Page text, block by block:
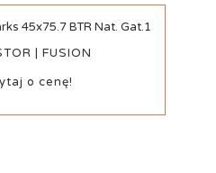
45x75.7 BTR Nat. Gat.1
| FUSION
o cenę!
podgląd